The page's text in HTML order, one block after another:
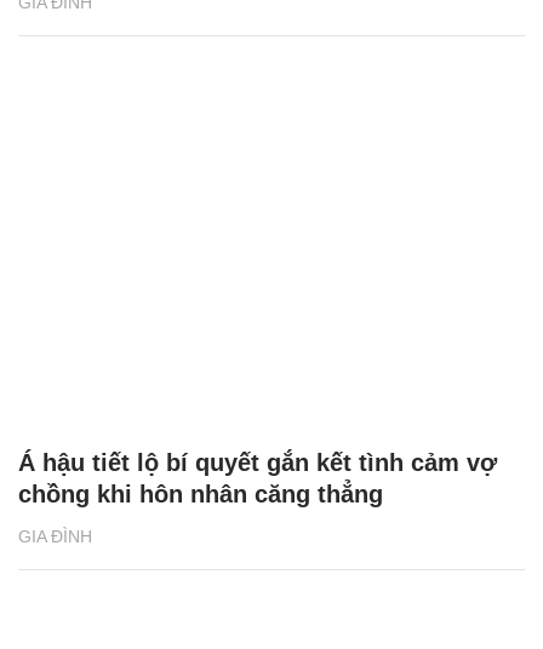
GIA ĐÌNH
Á hậu tiết lộ bí quyết gắn kết tình cảm vợ
chồng khi hôn nhân căng thẳng